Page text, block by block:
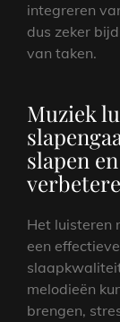
integreren
dus zeker
van taken.
Muziek
slapen
Het luisteren
een
melodieën
brengen,